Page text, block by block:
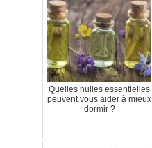
Quelles huiles essentielles
peuvent vous aider à mieux
dormir ?